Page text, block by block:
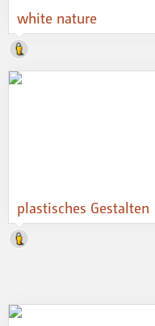
white nature
plastisches Gestalten